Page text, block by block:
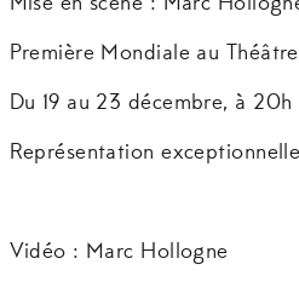
Mise en scène : Marc
Première Mondiale au
Du 19 au 23 décembre, à 20h
Représentation
Vidéo : Marc Hollogne